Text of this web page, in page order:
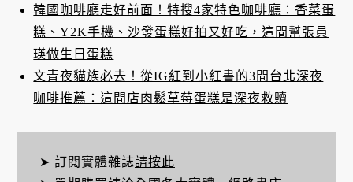
韓國咖啡廳走好前面！特搜4家特色咖啡廳：香菜蛋
糕、Y2K手機、沙發蛋糕好拍又好吃，這間幫張員
瑛做生日蛋糕
文青夜貓族必去！從IG紅到小紅書的3間台北深夜
咖啡推薦：這間店肉鬆草莓蛋糕是深夜救贖
➤ 訂閱實體雜誌請按此